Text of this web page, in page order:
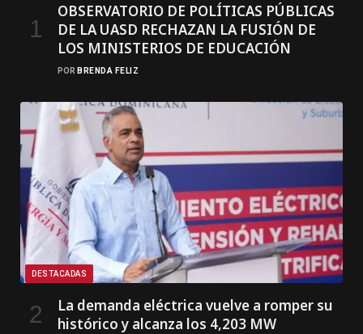
OBSERVATORIO DE POLÍTICAS PÚBLICAS
DE LA UASD RECHAZAN LA FUSIÓN DE
LOS MINISTERIOS DE EDUCACIÓN
POR BRENDA FELIZ
DESTACADAS
La demanda eléctrica vuelve a romper su
histórico y alcanza los 4,203 MW